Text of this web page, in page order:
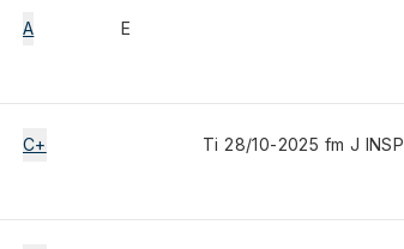
A E
C+ Ti 28/10-2025 fm J INSP